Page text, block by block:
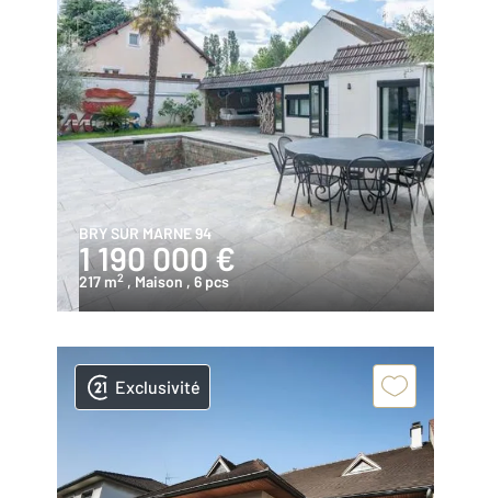
BRY SUR MARNE 94
1 190 000 €
217 m2 , Maison , 6 pcs
Exclusivité